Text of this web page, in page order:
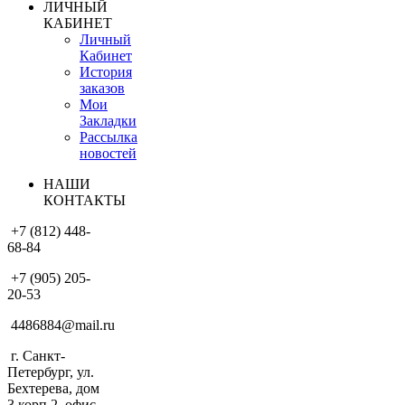
ЛИЧНЫЙ
КАБИНЕТ
Личный
Кабинет
История
заказов
Мои
Закладки
Рассылка
новостей
НАШИ
КОНТАКТЫ
+7 (812) 448-
68-84
+7 (905) 205-
20-53
4486884@mail.ru
г. Санкт-
Петербург, ул.
Бехтерева, дом